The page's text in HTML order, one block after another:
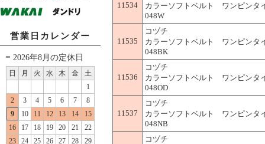
営業日カレンダー
2026年8月の定休日
日 月 火 水 木 金
土
1
2
3 4 5 6 7
8
9
10 11 12 13 14
15
16
17 18 19 20 21
22
23
24 25 26 27 28 29
11534
カラーソフトベルト ワンピン
048W
11535
コヅチ
カラーソフトベルト ワンピン
048BK
11536
コヅチ
カラーソフトベルト ワンピン
048OD
11537
コヅチ
カラーソフトベルト ワンピン
048NB
コヅチ